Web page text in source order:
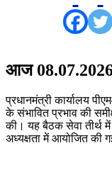
आज 08.07.2026
प्रधानमंत्री कार्यालय
के संभावित प्रभाव की
की। यह बैठक सेवा तीर्थ में
अध्यक्षता में आयोजित की